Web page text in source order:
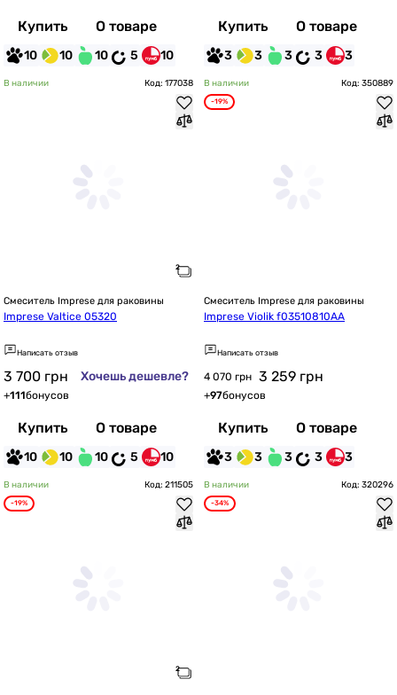
Купить О товаре
10 10 10 5 10
Купить О товаре
3 3 3 3 3
В наличии Код: 177038
Смеситель Imprese для раковины
Imprese Valtice 05320
Написать отзыв
3 700 грн Хочешь дешевле?
+111бонусов
Купить О товаре
10 10 10 5 10
В наличии Код: 350889
-19%
Смеситель Imprese для раковины
Imprese Violik f03510810AA
Написать отзыв
4 070 грн 3 259 грн
+97бонусов
Купить О товаре
3 3 3 3 3
В наличии Код: 211505
-19%
В наличии Код: 320296
-34%